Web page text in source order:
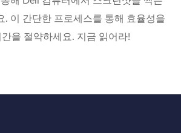
. 이 간단한 프로세스를 통해 효율성을
을 절약하세요. 지금 읽어라!